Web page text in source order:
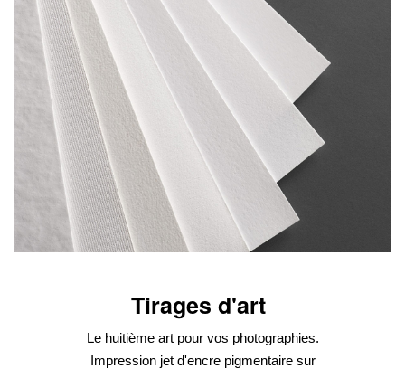
Tirages d'art
Le huitième art pour vos photographies.
Impression jet d'encre pigmentaire sur